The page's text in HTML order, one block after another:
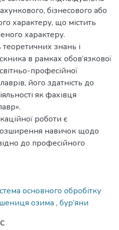
бізнесового або
характеру, що містить
характеру.
знань і
в рамках обов’язкової
професійної
його здатність до
як фахівця
роботи є
навичок щодо
до професійного
основного обробітку
озима , бур’яни